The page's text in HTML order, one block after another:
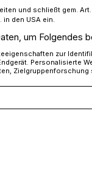
ein
den
und schließt gem.
in den USA ein.
um Folgendes
zur
Personalisierte